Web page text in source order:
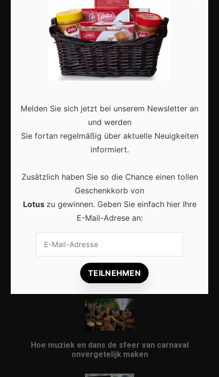
Karneval in Deutschland: Traditionen, Kostüme und
moderne Feierkultur
Karneval in Berlin erleben: Kreativität, Kultur und
Gemeinschaft auf einzigartige Weise entdecken
Vrijwilligers maken van carnaval een onvergetelijk
evenement
Hoe muziek en dans de sfeer van carnaval
onvergetelijk maken
Melden Sie sich jetzt bei unserem Newsletter an
und werden
Sie fortan regelmäßig über aktuelle Neuigkeiten
informiert.
Zusätzlich haben Sie so die Chance einen tollen
Geschenkkorb von
Lotus zu gewinnen. Geben Sie einfach hier Ihre
E-Mail-Adrese an: